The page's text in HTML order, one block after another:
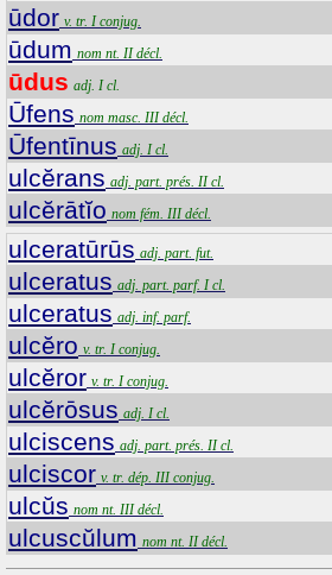
ūdor v. tr. I conjug.
ūdum nom nt. II décl.
ūdus adj. I cl.
Ūfens nom masc. III décl.
Ūfentīnus adj. I cl.
ulcĕrans adj. part. prés. II cl.
ulcĕrātĭo nom fém. III décl.
ulceratūrūs adj. part. fut.
ulceratus adj. part. parf. I cl.
ulceratus adj. inf. parf.
ulcĕro v. tr. I conjug.
ulcĕror v. tr. I conjug.
ulcĕrōsus adj. I cl.
ulciscens adj. part. prés. II cl.
ulciscor v. tr. dép. III conjug.
ulcŭs nom nt. III décl.
ulcuscŭlum nom nt. II décl.